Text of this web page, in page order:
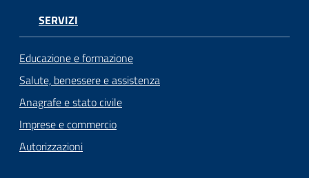
SERVIZI
Educazione e formazione
Salute, benessere e assistenza
Anagrafe e stato civile
Imprese e commercio
Autorizzazioni